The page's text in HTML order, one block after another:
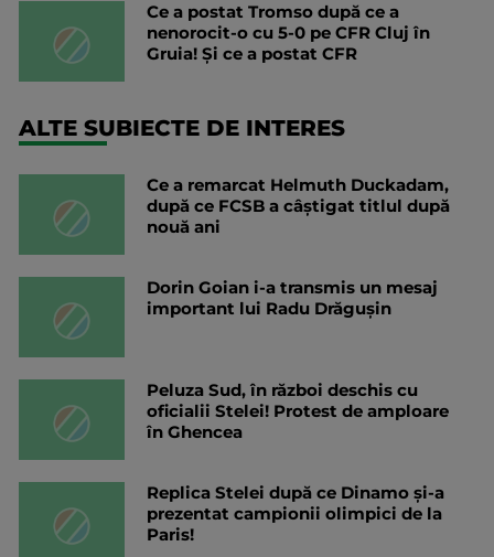
Ce a postat Tromso după ce a
nenorocit-o cu 5-0 pe CFR Cluj în
Gruia! Și ce a postat CFR
ALTE SUBIECTE DE INTERES
Ce a remarcat Helmuth Duckadam,
după ce FCSB a câștigat titlul după
nouă ani
Dorin Goian i-a transmis un mesaj
important lui Radu Drăgușin
Peluza Sud, în război deschis cu
oficialii Stelei! Protest de amploare
în Ghencea
Replica Stelei după ce Dinamo și-a
prezentat campionii olimpici de la
Paris!